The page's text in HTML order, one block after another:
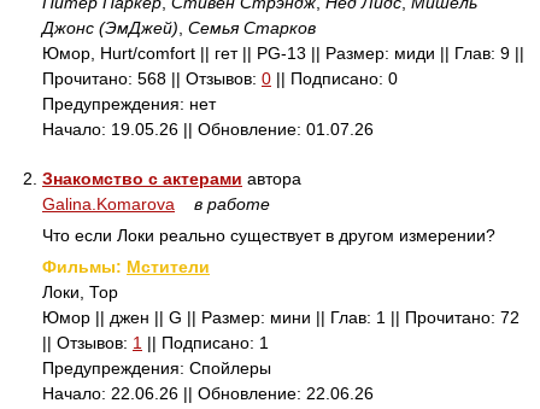
Джонс (ЭмДжей) Семья Старков
Юмор, Hurt/comfort || гет || PG-13 || Размер: миди || Глав: 9 ||
Прочитано: 568 || Отзывов: 0 || Подписано: 0
Предупреждения: нет
Начало: 19.05.26 || Обновление: 01.07.26
2. Знакомство с актерами автора
Galina.Komarova
в работе
Что если Локи реально существует в другом измерении?
Фильмы: Мстители
Локи, Тор
Юмор || джен || G || Размер: мини || Глав: 1 || Прочитано: 72
|| Отзывов: 1 || Подписано: 1
Предупреждения: Спойлеры
Начало: 22.06.26 || Обновление: 22.06.26